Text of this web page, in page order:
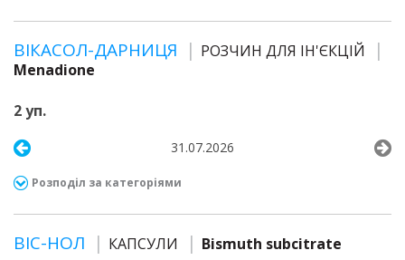
ВІКАСОЛ-ДАРНИЦЯ
РОЗЧИН ДЛЯ ІН'ЄКЦІЙ
Menadione
2 уп.
31.07.2026
Розподіл за категоріями
ВІС-НОЛ КАПСУЛИ Bismuth subcitrate